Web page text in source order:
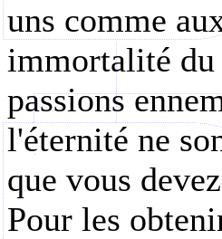
uns comme
immortalité
passions
l'éternité ne
que vous
Pour les